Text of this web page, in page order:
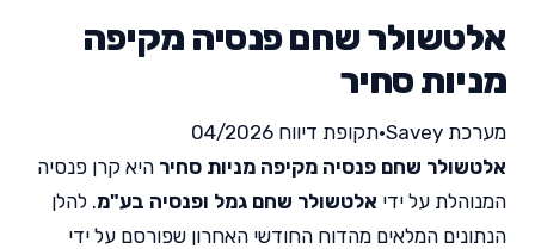
אלטשולר שחם פנסיה מקיפה
מניות סחיר
מערכת Savey •תקופת דיווח 04/2026
אלטשולר שחם פנסיה מקיפה מניות סחיר היא קרן פנסיה
המנוהלת על ידי אלטשולר שחם גמל ופנסיה בע"מ. להלן
הנתונים המלאים מהדוח החודשי האחרון שפורסם על ידי